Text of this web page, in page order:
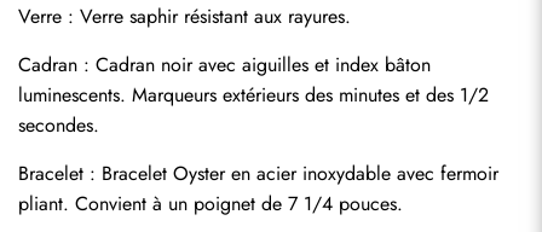
Verre : Verre saphir résistant aux rayures.
Cadran : Cadran noir avec aiguilles et index bâton
luminescents. Marqueurs extérieurs des minutes et des 1/2
secondes.
Bracelet : Bracelet Oyster en acier inoxydable avec fermoir
pliant. Convient à un poignet de 7 1/4 pouces.